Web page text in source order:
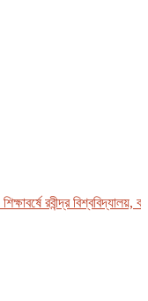
রবীন্দ্র বিশ্ববিদ্যালয়,